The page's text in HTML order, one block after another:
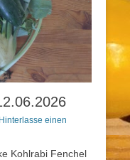
Hinterlasse einen
Kohlrabi Fenchel